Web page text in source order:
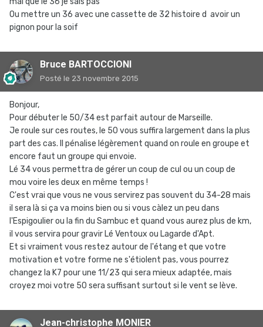
Ou mettre un 36 avec une cassette de 32 histoire d avoir un
pignon pour la soif
Bruce BARTOCCIONI
Posté le 23 novembre 2015
Bonjour,
Pour débuter le 50/34 est parfait autour de Marseille.
Je roule sur ces routes, le 50 vous suffira largement dans la plus
part des cas. Il pénalise légèrement quand on roule en groupe et
encore faut un groupe qui envoie.
Lé 34 vous permettra de gérer un coup de cul ou un coup de
mou voire les deux en même temps !
C'est vrai que vous ne vous servirez pas souvent du 34-28 mais
il sera là si ça va moins bien ou si vous càlez un peu dans
l'Espigoulier ou la fin du Sambuc et quand vous aurez plus de km,
il vous servira pour gravir Lé Ventoux ou Lagarde d'Apt.
Et si vraiment vous restez autour de l'étang et que votre
motivation et votre forme ne s'étiolent pas, vous pourrez
changez la K7 pour une 11/23 qui sera mieux adaptée, mais
croyez moi votre 50 sera suffisant surtout si le vent se lève.
Jean-christophe MONIER